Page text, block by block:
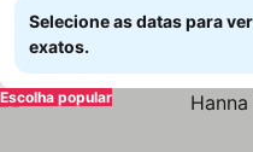
Selecione as datas para
exatos.
Escolha popular